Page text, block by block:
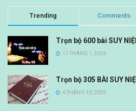
Trending Comments
Trọn bộ 600 bài SUY
11 THÁNG 1, 2026
Trọn bộ 305 BÀI SUY
4 THÁNG 10, 2025